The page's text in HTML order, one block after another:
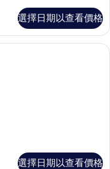
選擇日期以查看價格
保險箱、遮光布/窗簾、隔音、
選擇日期以查看價格